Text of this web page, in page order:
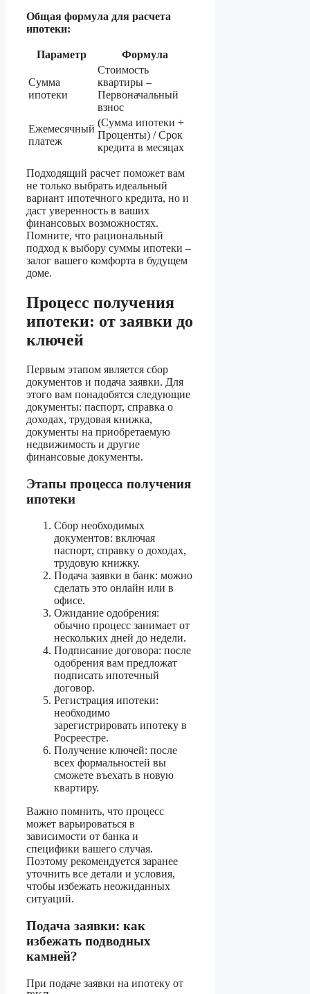
Общая формула для расчета
ипотеки:
Параметр Формула
Сумма
ипотеки
Стоимость
квартиры –
Первоначальный
взнос
Ежемесячный
платеж
(Сумма ипотеки +
Проценты) / Срок
кредита в месяцах
Подходящий расчет поможет вам
не только выбрать идеальный
вариант ипотечного кредита, но и
даст уверенность в ваших
финансовых возможностях.
Помните, что рациональный
подход к выбору суммы ипотеки –
залог вашего комфорта в будущем
доме.
Процесс получения
ипотеки: от заявки до
ключей
Первым этапом является сбор
документов и подача заявки. Для
этого вам понадобятся следующие
документы: паспорт, справка о
доходах, трудовая книжка,
документы на приобретаемую
недвижимость и другие
финансовые документы.
Этапы процесса получения
ипотеки
Сбор необходимых
документов: включая
паспорт, справку о доходах,
трудовую книжку.
Подача заявки в банк: можно
сделать это онлайн или в
офисе.
Ожидание одобрения:
обычно процесс занимает от
нескольких дней до недели.
Подписание договора: после
одобрения вам предложат
подписать ипотечный
договор.
Регистрация ипотеки:
необходимо
зарегистрировать ипотеку в
Росреестре.
Получение ключей: после
всех формальностей вы
сможете въехать в новую
квартиру.
Важно помнить, что процесс
может варьироваться в
зависимости от банка и
специфики вашего случая.
Поэтому рекомендуется заранее
уточнить все детали и условия,
чтобы избежать неожиданных
ситуаций.
Подача заявки: как
избежать подводных
камней?
При подаче заявки на ипотеку от